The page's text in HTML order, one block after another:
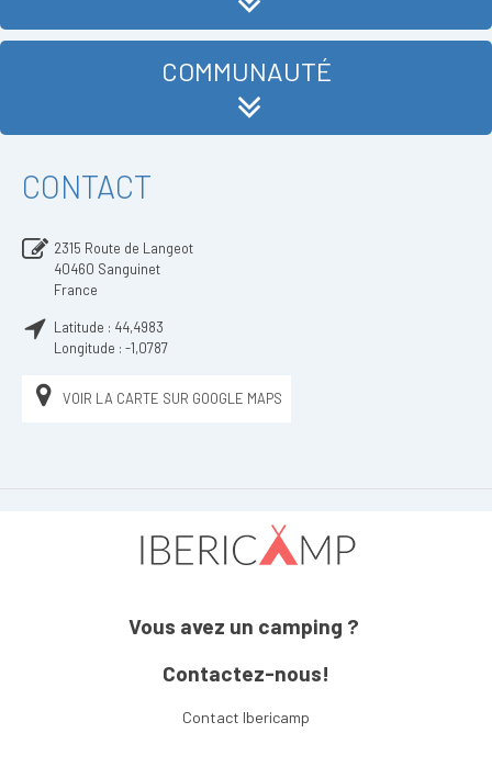
COMMUNAUTÉ
CONTACT
2315 Route de Langeot
40460 Sanguinet
France
Latitude : 44,4983
Longitude : -1,0787
VOIR LA CARTE SUR GOOGLE MAPS
Vous avez un camping ?
Contactez-nous!
Contact Ibericamp